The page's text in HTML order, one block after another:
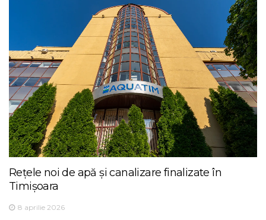
Rețele noi de apă și canalizare finalizate în
Timișoara
8 aprilie 2026